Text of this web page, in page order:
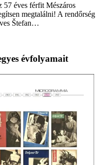
57 éves férfit Mészáros
megtalálni! A rendőrség
Štefan…
évfolyamait